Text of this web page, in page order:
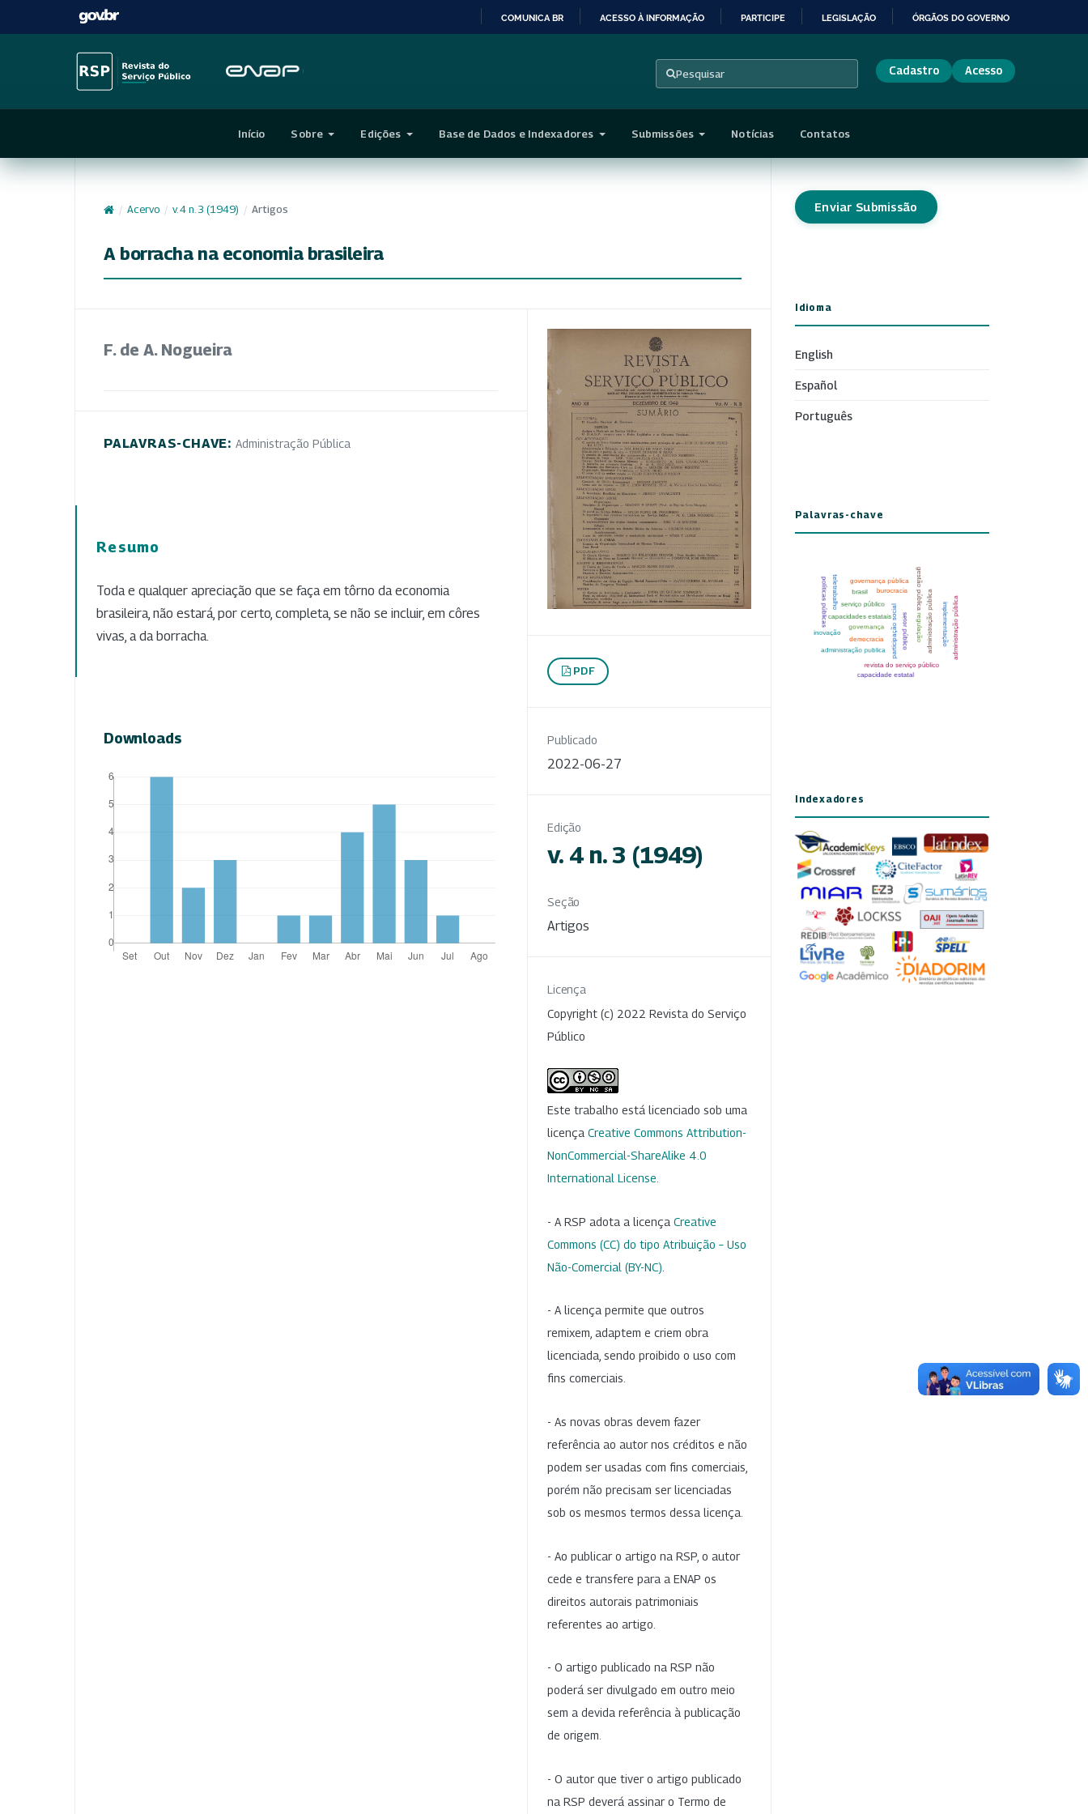
CONTEÚDO
COMUNICA BR ACESSO À INFORMAÇÃO PARTICIPE LEGISLAÇÃO ÓRGÃOS DO GOVERNO
Pesquisar Cadastro Acesso
Início Sobre Edições Base de Dados e Indexadores Submissões Notícias Contatos
/ Acervo / v. 4 n. 3 (1949) / Artigos
A borracha na economia brasileira
F. de A. Nogueira
PALAVRAS-CHAVE: Administração Pública
Resumo
Toda e qualquer apreciação que se faça em tôrno da economia
brasileira, não estará, por certo, completa, se não se incluir, em côres
vivas, a da borracha.
Downloads
PDF
Publicado
2022-06-27
Edição
v. 4 n. 3 (1949)
Seção
Artigos
Licença
Copyright (c) 2022 Revista do Serviço
Público
Este trabalho está licenciado sob uma
licença Creative Commons Attribution-
NonCommercial-ShareAlike 4.0
International License
- A RSP adota a licença Creative
Commons (CC) do tipo Atribuição – Uso
Não-Comercial (BY-NC)
- A licença permite que outros
remixem, adaptem e criem obra
licenciada, sendo proibido o uso com
fins comerciais.
- As novas obras devem fazer
referência ao autor nos créditos e não
podem ser usadas com fins comerciais,
porém não precisam ser licenciadas
sob os mesmos termos dessa licença.
- Ao publicar o artigo na RSP, o autor
cede e transfere para a ENAP os
direitos autorais patrimoniais
referentes ao artigo.
- O artigo publicado na RSP não
poderá ser divulgado em outro meio
sem a devida referência à publicação
de origem.
- O autor que tiver o artigo publicado
na RSP deverá assinar o Termo de
Enviar Submissão
Idioma
English
Español
Português
Palavras-chave
Indexadores